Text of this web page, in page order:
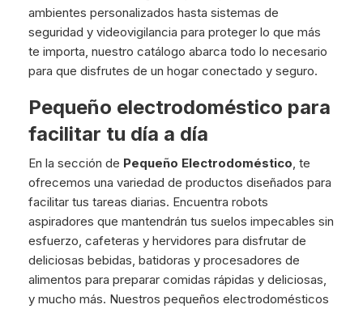
ambientes personalizados hasta sistemas de
seguridad y videovigilancia para proteger lo que más
te importa, nuestro catálogo abarca todo lo necesario
para que disfrutes de un hogar conectado y seguro.
Pequeño electrodoméstico para
facilitar tu día a día
En la sección de Pequeño Electrodoméstico , te
ofrecemos una variedad de productos diseñados para
facilitar tus tareas diarias. Encuentra robots
aspiradores que mantendrán tus suelos impecables sin
esfuerzo, cafeteras y hervidores para disfrutar de
deliciosas bebidas, batidoras y procesadores de
alimentos para preparar comidas rápidas y deliciosas,
y mucho más. Nuestros pequeños electrodomésticos